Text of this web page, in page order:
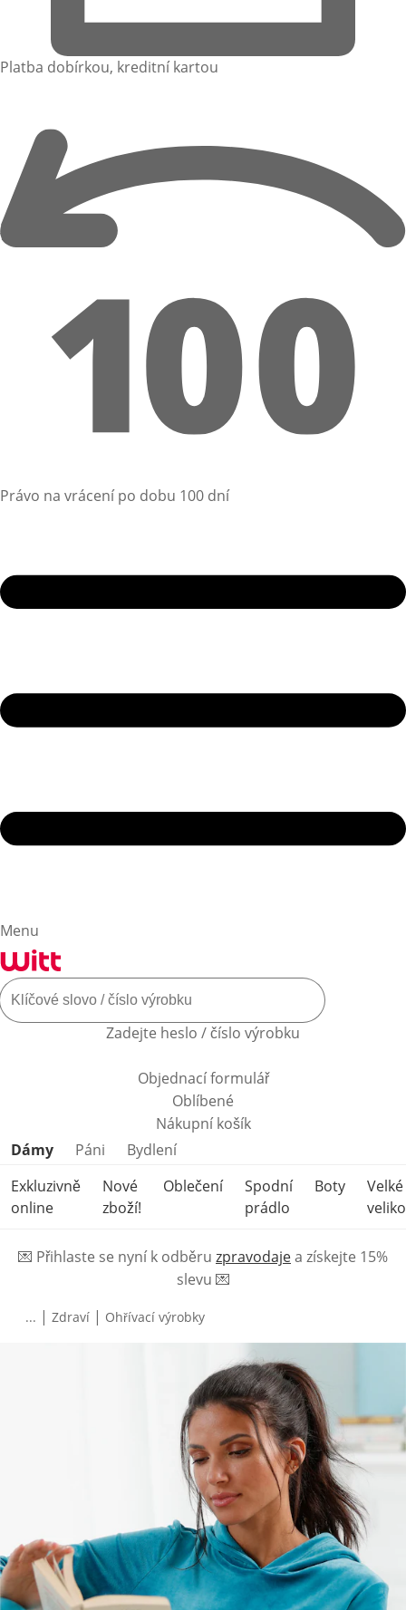
Platba dobírkou, kreditní kartou
Právo na vrácení po dobu 100 dní
Menu
Zadejte heslo / číslo výrobku
Objednací formulář
Oblíbené
Nákupní košík
Přeskočit kategorie produktů
Dámy Páni
Bydlení
Exkluzivně
online
Nové
zboží!
Oblečení
Spodní
prádlo
Boty
Velké
💌 Přihlaste se nyní k odběru zpravodajea získejte 15%
slevu 💌
... | Zdraví | Ohřívací výrobky